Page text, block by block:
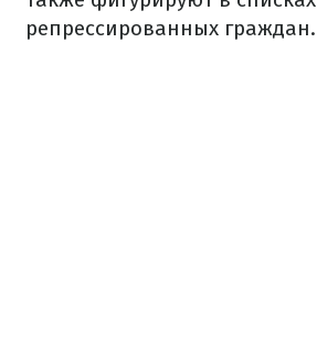
репрессированных граждан.